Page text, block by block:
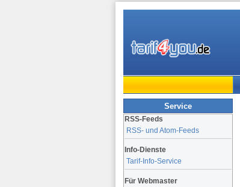
Service
RSS-Feeds
RSS- und Atom-Feeds
Info-Dienste
Tarif-Info-Service
Für Webmaster